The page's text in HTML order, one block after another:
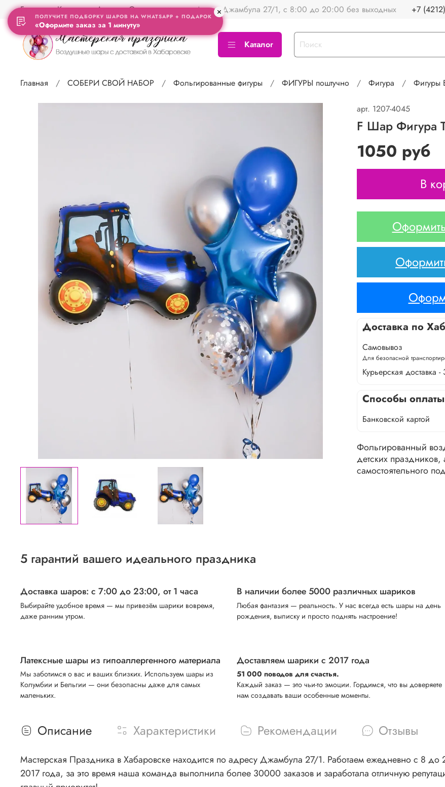
Главная Контакты Акции Отзывы Адрес Джамбула 27/1, с 8:00 до 20:00 без выходных +7
Каталог
Главная СОБЕРИ СВОЙ НАБОР Фольгированные фигуры ФИГУРЫ поштучно Фигура Фигуры
арт. 1207-4045
F Шар Фигура
1050 руб
В
Доставка по
Самовывоз
Для безопасной
Курьерская доставка
Способы оплаты
Банковской картой
Фольгированный
детских праздников,
самостоятельного
5 гарантий вашего идеального праздника
Доставка шаров: с 7:00 до 23:00, от 1 часа
Выбирайте удобное время — мы привезём шарики вовремя,
даже ранним утром.
В наличии более 5000 различных шариков
Любая фантазия — реальность. У нас всегда есть шары на день
рождения, выписку и просто поднять настроение!
Латексные шары из гипоаллергенного материала
Мы заботимся о вас и ваших близких. Используем шары из
Колумбии и Бельгии — они безопасны даже для самых
маленьких.
Доставляем шарики с 2017 года
51 000 поводов для счастья.
Каждый заказ — это чьи-то эмоции. Гордимся, что вы доверяете
нам создавать ваши особенные моменты.
Описание Характеристики Рекомендации Отзывы
Мастерская Праздника в Хабаровске находится по адресу Джамбула 27/1. Работаем ежедневно с 8
2017 года, за это время наша команда выполнила более 30000 заказов и заработала отличную
ПОЛУЧИТЕ ПОДБОРКУ ШАРОВ НА WHATSAPP + ПОДАРОК
«Оформите заказ за 1 минуту»